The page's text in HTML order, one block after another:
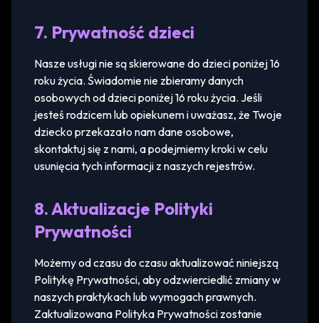
7. Prywatność dzieci
Nasze usługi nie są skierowane do dzieci poniżej 16
roku życia. Świadomie nie zbieramy danych
osobowych od dzieci poniżej 16 roku życia. Jeśli
jesteś rodzicem lub opiekunem i uważasz, że Twoje
dziecko przekazało nam dane osobowe,
skontaktuj się z nami, a podejmiemy kroki w celu
usunięcia tych informacji z naszych rejestrów.
8. Aktualizacje Polityki
Prywatności
Możemy od czasu do czasu aktualizować niniejszą
Politykę Prywatności, aby odzwierciedlić zmiany w
naszych praktykach lub wymogach prawnych.
Zaktualizowana Polityka Prywatności zostanie